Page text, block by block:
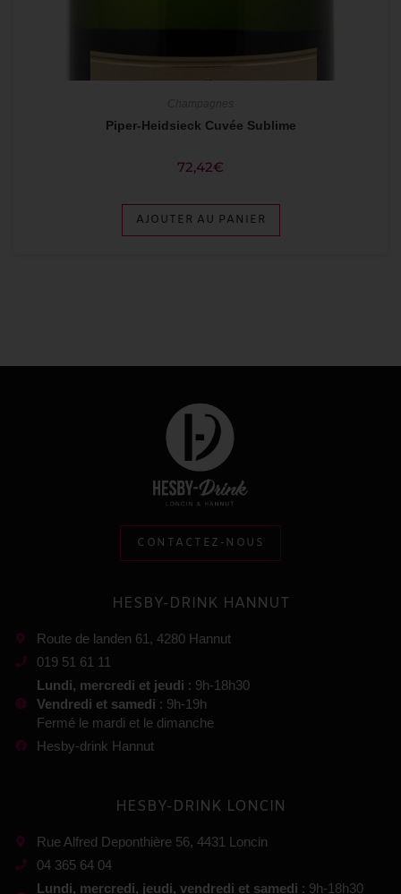
Piper-Heidsieck Cuvée Sublime
72,42€
AJOUTER AU PANIER
CONTACTEZ-NOUS
HESBY-DRINK HANNUT
Route de landen 61, 4280 Hannut
019 51 61 11
Lundi, mercredi et jeudi : 9h-18h30
Vendredi et samedi : 9h-19h
Fermé le mardi et le dimanche
Hesby-drink Hannut
HESBY-DRINK LONCIN
Rue Alfred Deponthière 56, 4431 Loncin
04 365 64 04
Lundi, mercredi, jeudi, vendredi et samedi : 9h-18h30